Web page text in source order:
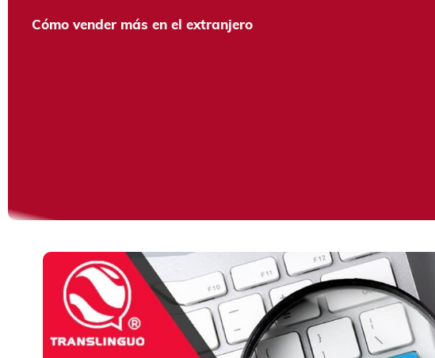
Cómo vender más en el extranjero